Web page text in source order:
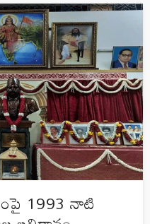
1993 నాటి